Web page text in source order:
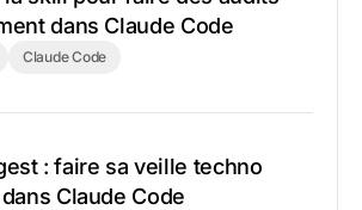
dans Claude Code
Claude Code
: faire sa veille techno
Claude Code